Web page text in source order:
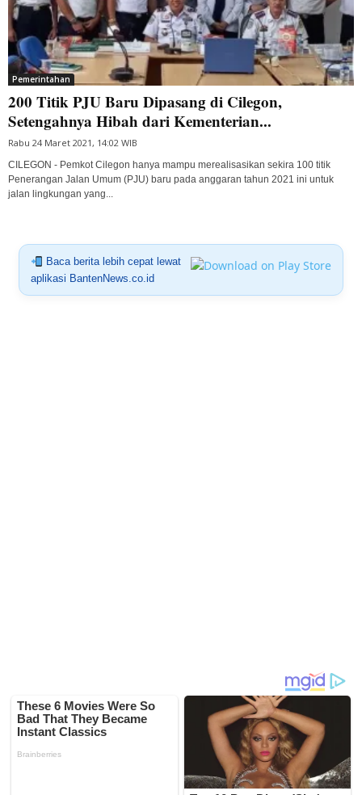
Pemerintahan
200 Titik PJU Baru Dipasang di Cilegon,
Setengahnya Hibah dari Kementerian...
Rabu 24 Maret 2021, 14:02 WIB
CILEGON - Pemkot Cilegon hanya mampu merealisasikan sekira 100 titik
Penerangan Jalan Umum (PJU) baru pada anggaran tahun 2021 ini untuk
jalan lingkungan yang...
Baca berita lebih cepat lewat
aplikasi BantenNews.co.id